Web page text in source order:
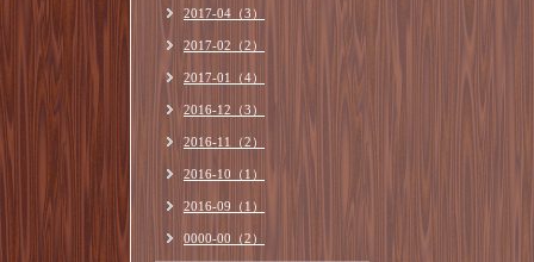
2017-04（3）
2017-02（2）
2017-01（4）
2016-12（3）
2016-11（2）
2016-10（1）
2016-09（1）
0000-00（2）